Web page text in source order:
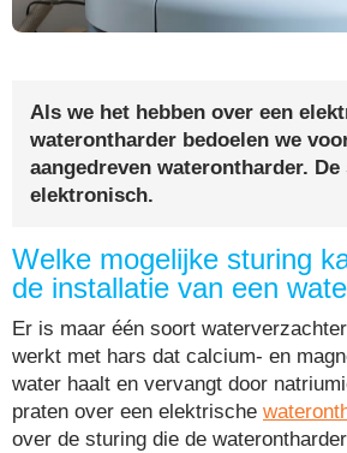
Als we het hebben over een
waterontharder bedoelen we
aangedreven waterontharder.
elektronisch.
Welke mogelijke sturing
de installatie van een
Er is maar één soort
werkt met hars dat calcium- en
water haalt en vervangt door
praten over een elektrische
over de sturing die de